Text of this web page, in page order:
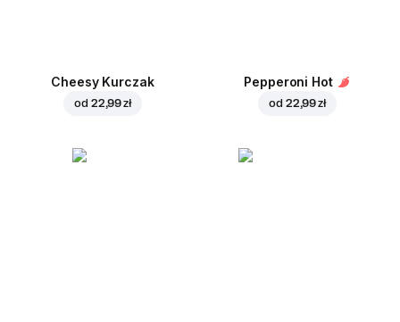
Cheesy Kurczak
od 22,99 zł
Pepperoni Hot
od 22,99 zł